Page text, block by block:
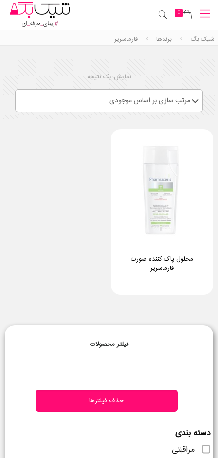
0
شیک بگ برندها فارماسریز
نمایش یک نتیجه
محلول پاک کننده صورت
فارماسریز
فیلتر محصولات
حذف فیلترها
دسته بندی
مراقبتی